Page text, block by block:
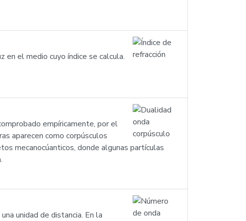
en el medio cuyo índice se calcula.
empíricamente, por el
aparecen como corpúsculos
mecanocúanticos, donde algunas partículas
unidad de distancia. En la